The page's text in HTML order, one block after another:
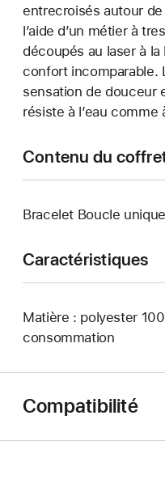
entrecroisés autour
l’aide d’un métier à
découpés au laser à
confort incomparable.
sensation de douceur
résiste à l’eau comme
Contenu du
Bracelet Boucle
Caractéristiques
Matière : polyester
consommation
Compatibilité